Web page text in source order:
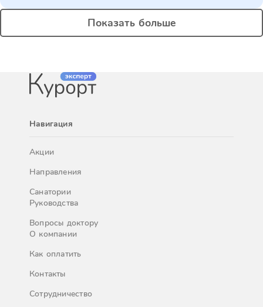
Показать больше
Навигация
Акции
Направления
Санатории
Руководства
Вопросы доктору
О компании
Как оплатить
Контакты
Сотрудничество